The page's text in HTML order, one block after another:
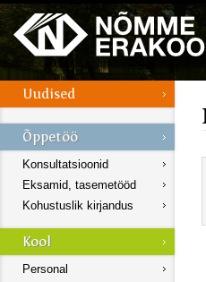
Konsultatsioonid
Eksamid, tasemetööd
Kohustuslik kirjandus
Personal